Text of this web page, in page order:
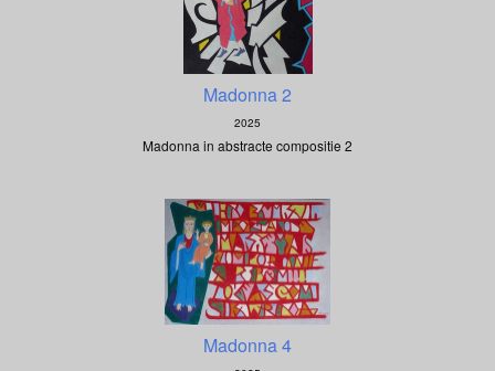
Madonna 2
2025
Madonna in abstracte compositie 2
Madonna 4